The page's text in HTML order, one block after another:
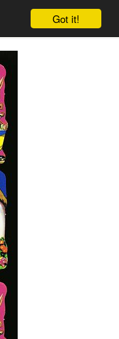
Got it!
Aanmelden